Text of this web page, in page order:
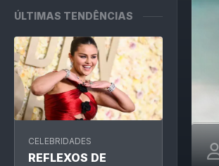
ÚLTIMAS TENDÊNCIAS
CELEBRIDADES
REFLEXOS DE